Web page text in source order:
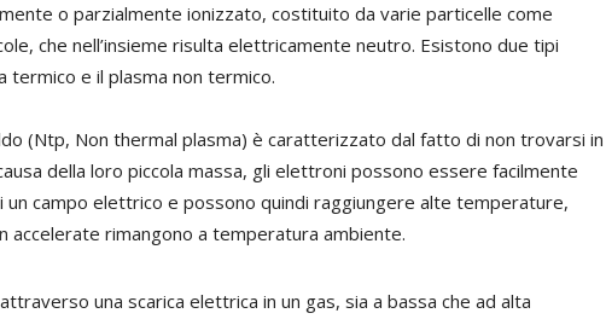
o parzialmente ionizzato, costituito da varie particelle come
che nell’insieme risulta elettricamente neutro. Esistono due tipi
termico e il plasma non termico.
(Ntp, Non thermal plasma) è caratterizzato dal fatto di non trovarsi in
della loro piccola massa, gli elettroni possono essere facilmente
un campo elettrico e possono quindi raggiungere alte temperature,
accelerate rimangono a temperatura ambiente.
una scarica elettrica in un gas, sia a bassa che ad alta